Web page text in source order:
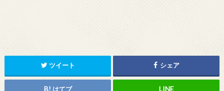
ツイート シェア
はてブ